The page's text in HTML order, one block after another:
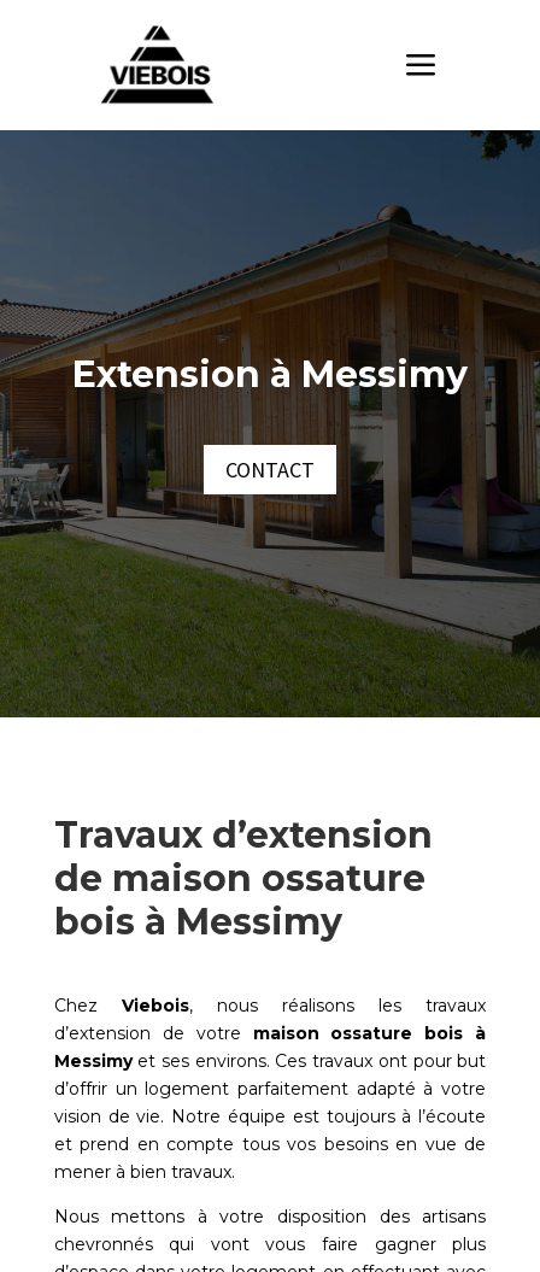
Extension à Messimy
CONTACT
Travaux d’extension
de maison ossature
bois à Messimy
Chez Viebois, nous réalisons les travaux
d’extension de votre maison ossature bois à
Messimyet ses environs. Ces travaux ont pour but
d’offrir un logement parfaitement adapté à votre
vision de vie. Notre équipe est toujours à l’écoute
et prend en compte tous vos besoins en vue de
mener à bien travaux.
Nous mettons à votre disposition des artisans
chevronnés qui vont vous faire gagner plus